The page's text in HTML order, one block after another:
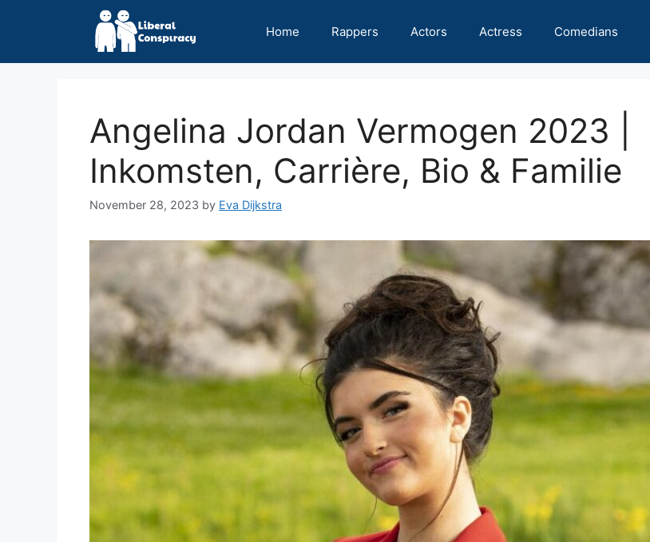
Home Rappers Actors Actress Comedians
Angelina Jordan Vermogen 2023 |
Inkomsten, Carrière, Bio & Familie
November 28, 2023 by Eva Dijkstra